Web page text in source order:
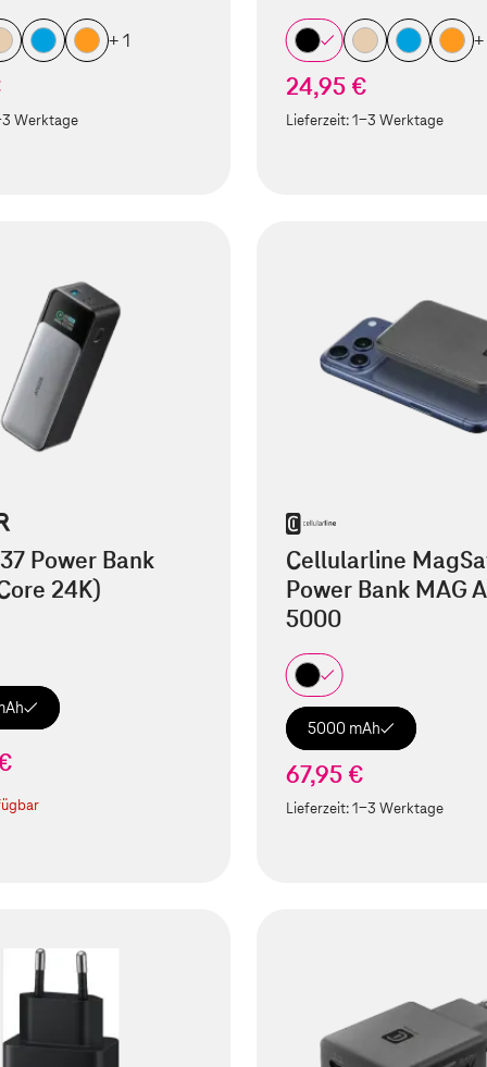
+ 1
Werktage
+
24,95 €
Lieferzeit:1-3 Werktage
Power Bank
24K)
Cellularline
Power Bank MAG
5000
5000 mAh
67,95 €
Lieferzeit:1-3 Werktage